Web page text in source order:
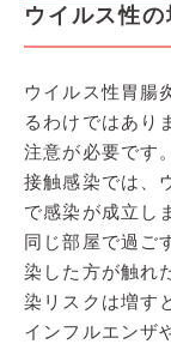
ウイルス性
ウイルス性胃腸
るわけではあり
注意が必要です。
接触感染では、
で感染が成立し
同じ部屋で過ご
染した方が触れ
染リスクは増す
インフルエンザ